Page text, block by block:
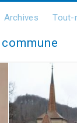
Archives Tout-